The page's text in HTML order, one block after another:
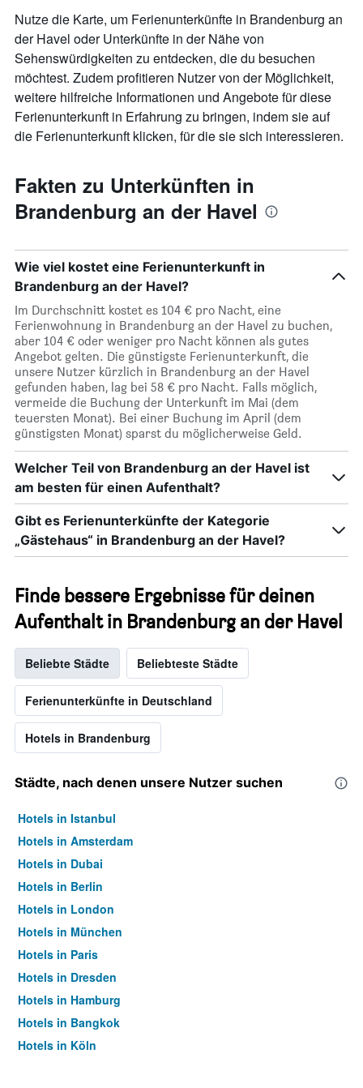
Nutze die Karte, um Ferienunterkünfte in Brandenburg an
der Havel oder Unterkünfte in der Nähe von
Sehenswürdigkeiten zu entdecken, die du besuchen
möchtest. Zudem profitieren Nutzer von der Möglichkeit,
weitere hilfreiche Informationen und Angebote für diese
Ferienunterkunft in Erfahrung zu bringen, indem sie auf
die Ferienunterkunft klicken, für die sie sich interessieren.
Fakten zu Unterkünften in
Brandenburg an der Havel
Wie viel kostet eine Ferienunterkunft in
Brandenburg an der Havel?
Im Durchschnitt kostet es 104 € pro Nacht, eine
Ferienwohnung in Brandenburg an der Havel zu buchen,
aber 104 € oder weniger pro Nacht können als gutes
Angebot gelten. Die günstigste Ferienunterkunft, die
unsere Nutzer kürzlich in Brandenburg an der Havel
gefunden haben, lag bei 58 € pro Nacht. Falls möglich,
vermeide die Buchung der Unterkunft im Mai (dem
teuersten Monat). Bei einer Buchung im April (dem
günstigsten Monat) sparst du möglicherweise Geld.
Welcher Teil von Brandenburg an der Havel ist
am besten für einen Aufenthalt?
Gibt es Ferienunterkünfte der Kategorie
„Gästehaus“ in Brandenburg an der Havel?
Finde bessere Ergebnisse für deinen
Aufenthalt in Brandenburg an der Havel
Beliebte Städte Beliebteste Städte
Ferienunterkünfte in Deutschland
Hotels in Brandenburg
Städte, nach denen unsere Nutzer suchen
Hotels in Istanbul
Hotels in Amsterdam
Hotels in Dubai
Hotels in Berlin
Hotels in London
Hotels in München
Hotels in Paris
Hotels in Dresden
Hotels in Hamburg
Hotels in Bangkok
Hotels in Köln